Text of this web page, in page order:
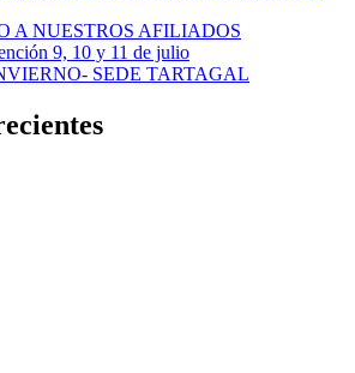
A NUESTROS AFILIADOS
9, 10 y 11 de julio
SEDE TARTAGAL